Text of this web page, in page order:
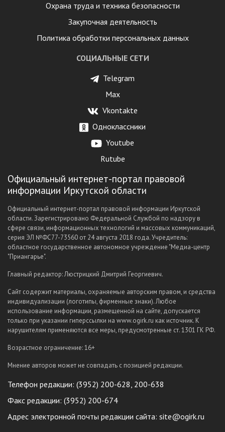
Охрана труда и техника безопасности
Закупочная деятельность
Политика обработки персональных данных
СОЦИАЛЬНЫЕ СЕТИ
Telegram
Max
Vkontakte
Одноклассники
Youtube
Rutube
Официальный интернет-портал правовой
информации Иркутской области
Официальный интернет-портал правовой информации Иркутской
области. Зарегистрировано Федеральной Службой по надзору в
сфере связи, информационных технологий и массовых коммуникаций,
серия ЭЛ №ФС77-73560 от 24 августа 2018 года. Учредитель:
областное государственное автономное учреждение "Медиа-центр
"Приангарье".
Главный редактор: Люстрицкий Дмитрий Георгиевич.
Сайт содержит материалы, охраняемые авторским правом, и средства
индивидуализации (логотипы, фирменные знаки). Любое
использование информации, размещенной на сайте, допускается
только при указании гиперссылки на www.ogirk.ru как источник. К
нарушителям применяются все меры, предусмотренные ст. 1301 ГК РФ.
Возрастное ограничение: 16+
Мнение авторов может не совпадать с позицией редакции.
Телефон редакции: (3952) 200-628, 200-638
Факс редакции: (3952) 200-674
Адрес электронной почты редакции сайта: site@ogirk.ru